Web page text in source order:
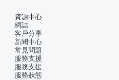
資源中心
網誌
客戶分享
新聞中心
常見問題
服務支援
服務支援
服務狀態